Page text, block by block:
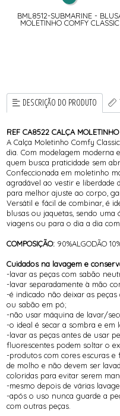
BML8512-SUBMARINE -
MOLETINHO COMFY CLASSIC
DESCRIÇÃO DO PRODUTO
REF CA8522 CALÇA
A Calça Moletinho Comfy
dia. Com modelagem moderna
quem busca praticidade sem
Confeccionada em moletinho
agradável ao vestir e liberdade
para melhor ajuste ao corpo,
Versátil e fácil de combinar, é
blusas ou jaquetas, sendo uma
viagens ou para o dia a dia
COMPOSIÇÃO: 90%ALGODÃO
Cuidados na lavagem e
-lavar as peças com sabão
-lavar separadamente à mão
-é indicado não deixar as
ou sabão em pó;
-não usar máquina de lavar/
-o ideal é secar a sombra e em
-lavar as peças antes de usar
fluorescentes podem soltar o
-produtos com cores escuras e
de molho e não devem ser
coloridas para evitar serem
-mesmo depois de várias
-após o uso nunca guarde a
com outras peças.